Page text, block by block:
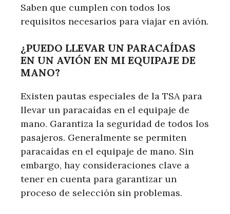
Saben que cumplen con todos los
requisitos necesarios para viajar en avión.
¿PUEDO LLEVAR UN PARACAÍDAS
EN UN AVIÓN EN MI EQUIPAJE DE
MANO?
Existen pautas especiales de la TSA para
llevar un paracaídas en el equipaje de
mano. Garantiza la seguridad de todos los
pasajeros. Generalmente se permiten
paracaídas en el equipaje de mano. Sin
embargo, hay consideraciones clave a
tener en cuenta para garantizar un
proceso de selección sin problemas.